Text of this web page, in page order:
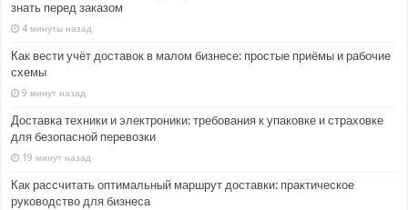
знать перед заказом
4 минуты назад
Как вести учёт доставок в малом бизнесе: простые приёмы и рабочие
схемы
9 минут назад
Доставка техники и электроники: требования к упаковке и страховке
для безопасной перевозки
19 минут назад
Как рассчитать оптимальный маршрут доставки: практическое
руководство для бизнеса